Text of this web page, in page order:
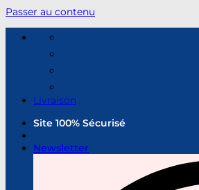
Passer au contenu
Livraison
Site 100% Sécurisé
Newsletter